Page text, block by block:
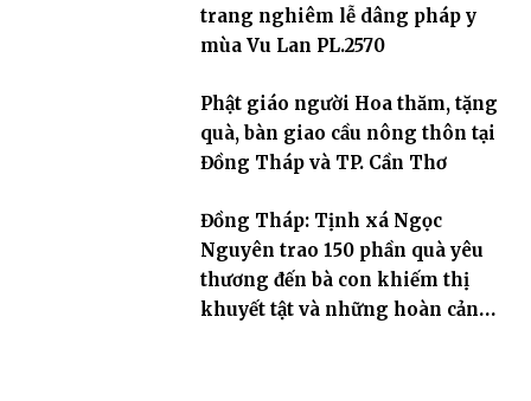
trang nghiêm lễ dâng pháp y
mùa Vu Lan PL.2570
Phật giáo người Hoa thăm, tặng
quà, bàn giao cầu nông thôn tại
Đồng Tháp và TP. Cần Thơ
Đồng Tháp: Tịnh xá Ngọc
Nguyên trao 150 phần quà yêu
thương đến bà con khiếm thị
khuyết tật và những hoàn cảnh